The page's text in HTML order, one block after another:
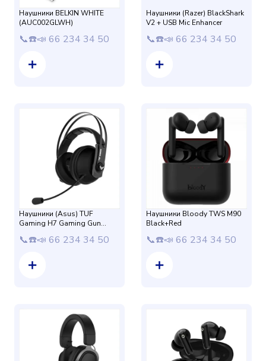
Наушники BELKIN WHITE
(AUC002GLWH)
📞☎️📣 66 234 34 50
Наушники (Razer) BlackShark
V2 + USB Mic Enhancer
📞☎️📣 66 234 34 50
Наушники (Asus) TUF
Gaming H7 Gaming Gun
📞☎️📣 66 234 34 50
Наушники Bloody TWS M90
Black+Red
📞☎️📣 66 234 34 50